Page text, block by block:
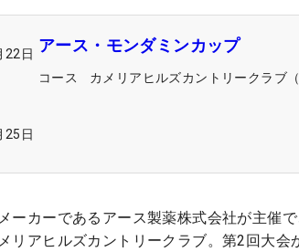
22日
25日
アース・モンダミンカップ
コース カメリアヒルズカントリークラブ（
ーカーであるアース製薬株式会社が主催
リアヒルズカントリークラブ。第2回大